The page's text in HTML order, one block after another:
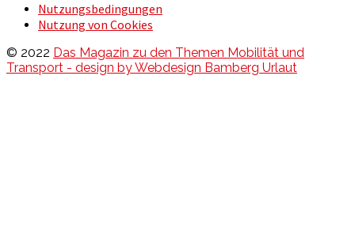
Nutzungsbedingungen
Nutzung von Cookies
© 2022 Das Magazin zu den Themen Mobilität und
Transport - design by Webdesign Bamberg Urlaut